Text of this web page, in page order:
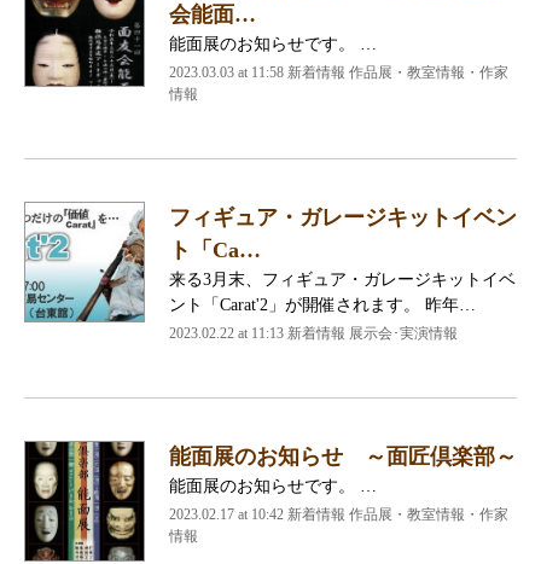
会能面…
能面展のお知らせです。 …
2023.03.03 at 11:58 新着情報 作品展・教室情報・作家
情報
フィギュア・ガレージキットイベン
ト「Ca…
来る3月末、フィギュア・ガレージキットイベ
ント「Carat'2」が開催されます。 昨年…
2023.02.22 at 11:13 新着情報 展示会･実演情報
能面展のお知らせ ～面匠倶楽部～
能面展のお知らせです。 …
2023.02.17 at 10:42 新着情報 作品展・教室情報・作家
情報